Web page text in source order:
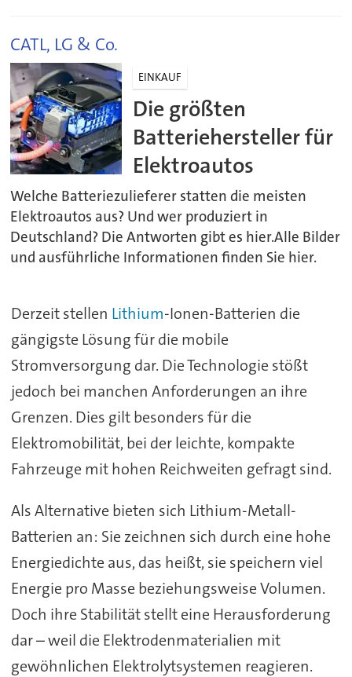
CATL, LG & Co.
EINKAUF
Die größten
Batteriehersteller für
Elektroautos
Welche Batteriezulieferer statten die meisten
Elektroautos aus? Und wer produziert in
Deutschland? Die Antworten gibt es hier.Alle Bilder
und ausführliche Informationen finden Sie hier.
Derzeit stellen Lithium-Ionen-Batterien die
gängigste Lösung für die mobile
Stromversorgung dar. Die Technologie stößt
jedoch bei manchen Anforderungen an ihre
Grenzen. Dies gilt besonders für die
Elektromobilität, bei der leichte, kompakte
Fahrzeuge mit hohen Reichweiten gefragt sind.
Als Alternative bieten sich Lithium-Metall-
Batterien an: Sie zeichnen sich durch eine hohe
Energiedichte aus, das heißt, sie speichern viel
Energie pro Masse beziehungsweise Volumen.
Doch ihre Stabilität stellt eine Herausforderung
dar – weil die Elektrodenmaterialien mit
gewöhnlichen Elektrolytsystemen reagieren.